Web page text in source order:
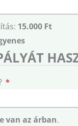
15.000 Ft
van az árban.